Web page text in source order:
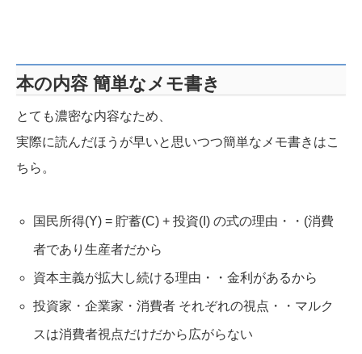
本の内容 簡単なメモ書き
とても濃密な内容なため、
実際に読んだほうが早いと思いつつ簡単なメモ書きはこ
ちら。
国民所得(Y) = 貯蓄(C) + 投資(I) の式の理由・・(消費
者であり生産者だから
資本主義が拡大し続ける理由・・金利があるから
投資家・企業家・消費者 それぞれの視点・・マルク
スは消費者視点だけだから広がらない